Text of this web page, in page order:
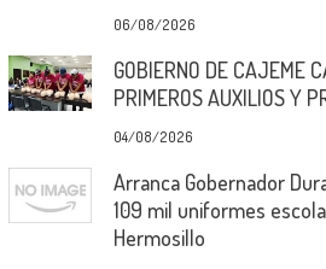
06/08/2026
GOBIERNO DE CAJEME
PRIMEROS AUXILIOS Y
04/08/2026
Arranca Gobernador
109 mil uniformes
Hermosillo